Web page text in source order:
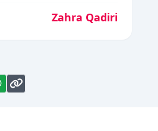
Zahra Qadiri